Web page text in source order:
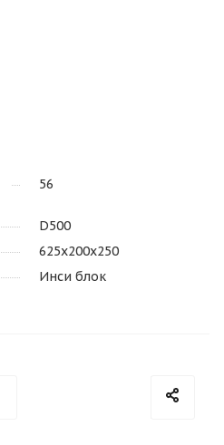
56
D500
625х200х250
Инси блок